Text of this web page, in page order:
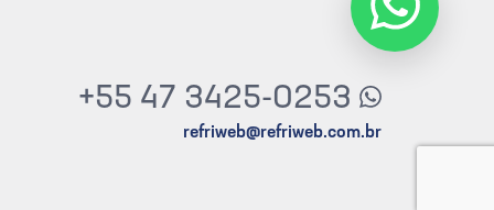
+55 47 3425-0253
refriweb@refriweb.com.br